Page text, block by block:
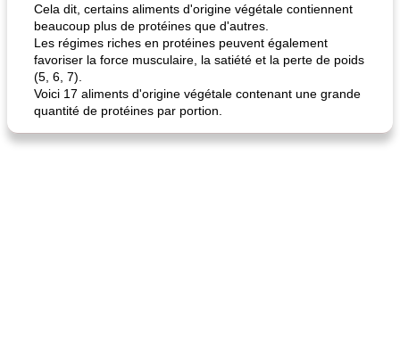
Cela dit, certains aliments d'origine végétale contiennent
beaucoup plus de protéines que d'autres.
Les régimes riches en protéines peuvent également
favoriser la force musculaire, la satiété et la perte de poids
(5, 6, 7).
Voici 17 aliments d'origine végétale contenant une grande
quantité de protéines par portion.